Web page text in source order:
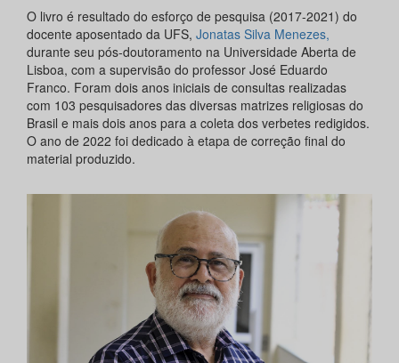
O livro é resultado do esforço de pesquisa (2017-2021) do
docente aposentado da UFS, Jonatas Silva Menezes,
durante seu pós-doutoramento na Universidade Aberta de
Lisboa, com a supervisão do professor José Eduardo
Franco. Foram dois anos iniciais de consultas realizadas
com 103 pesquisadores das diversas matrizes religiosas do
Brasil e mais dois anos para a coleta dos verbetes redigidos.
O ano de 2022 foi dedicado à etapa de correção final do
material produzido.